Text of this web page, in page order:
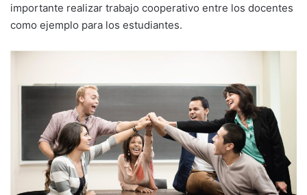
importante realizar trabajo cooperativo entre los docentes
como ejemplo para los estudiantes.